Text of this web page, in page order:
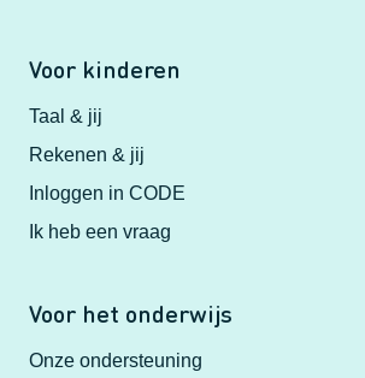
Voor kinderen
Taal & jij
Rekenen & jij
Inloggen in CODE
Ik heb een vraag
Voor het onderwijs
Onze ondersteuning